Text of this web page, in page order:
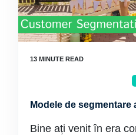
Modele de segmentare
Bine ați venit în era